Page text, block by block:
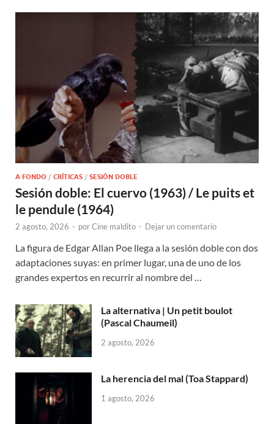
A FONDO / CRÍTICAS / SESIÓN DOBLE
Sesión doble: El cuervo (1963) / Le puits et
le pendule (1964)
2 agosto, 2026 - porCine maldito - Dejar un comentario
La figura de Edgar Allan Poe llega a la sesión doble con dos
adaptaciones suyas: en primer lugar, una de uno de los
grandes expertos en recurrir al nombre del …
La alternativa | Un petit boulot
(Pascal Chaumeil)
2 agosto, 2026
La herencia del mal (Toa Stappard)
1 agosto, 2026